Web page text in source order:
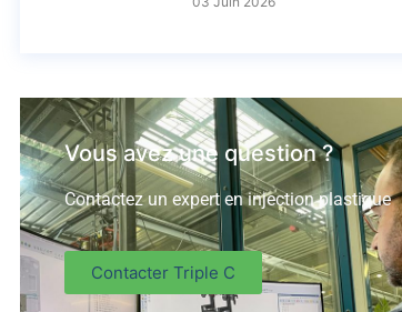
Vous avez une question ?
Contactez un expert en injection plastique
Contacter Triple C